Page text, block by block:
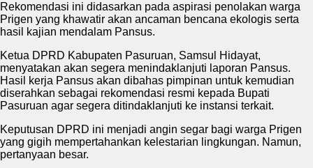
Rekomendasi ini didasarkan pada aspirasi penolakan warga
Prigen yang khawatir akan ancaman bencana ekologis serta
hasil kajian mendalam Pansus.
Ketua DPRD Kabupaten Pasuruan, Samsul Hidayat,
menyatakan akan segera menindaklanjuti laporan Pansus.
Hasil kerja Pansus akan dibahas pimpinan untuk kemudian
diserahkan sebagai rekomendasi resmi kepada Bupati
Pasuruan agar segera ditindaklanjuti ke instansi terkait.
Keputusan DPRD ini menjadi angin segar bagi warga Prigen
yang gigih mempertahankan kelestarian lingkungan. Namun,
pertanyaan besar.